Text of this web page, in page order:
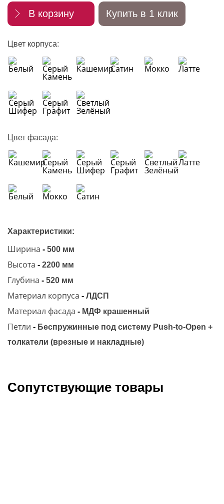
В корзину Купить в 1 клик
Цвет корпуса:
Цвет фасада:
Характеристики:
Ширина - 500 мм
Высота - 2200 мм
Глубина - 520 мм
Материал корпуса - ЛДСП
Материал фасада - МДФ крашенный
Петли - Беспружинные под систему Push-to-Open +
толкатели (врезные и накладные)
Сопутствующие товары